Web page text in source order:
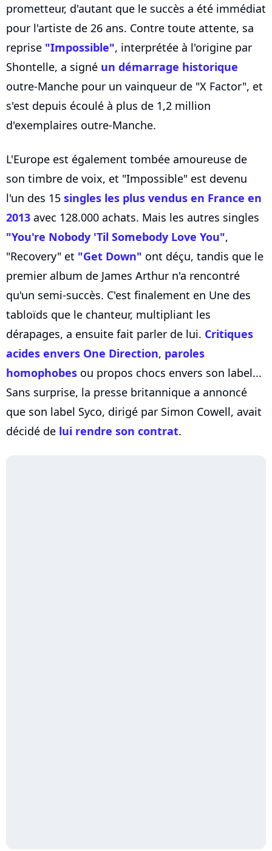
prometteur, d'autant que le succès a été immédiat
pour l'artiste de 26 ans. Contre toute attente, sa
reprise "Impossible", interprétée à l'origine par
Shontelle, a signé un démarrage historique
outre-Manche pour un vainqueur de "X Factor", et
s'est depuis écoulé à plus de 1,2 million
d'exemplaires outre-Manche.
L'Europe est également tombée amoureuse de
son timbre de voix, et "Impossible" est devenu
l'un des 15 singles les plus vendus en France en
2013 avec 128.000 achats. Mais les autres singles
"You're Nobody 'Til Somebody Love You",
"Recovery" et "Get Down" ont déçu, tandis que le
premier album de James Arthur n'a rencontré
qu'un semi-succès. C'est finalement en Une des
tabloïds que le chanteur, multipliant les
dérapages, a ensuite fait parler de lui. Critiques
acides envers One Direction, paroles
homophobes ou propos chocs envers son label...
Sans surprise, la presse britannique a annoncé
que son label Syco, dirigé par Simon Cowell, avait
décidé de lui rendre son contrat.